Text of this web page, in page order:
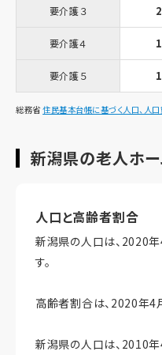
要介護３
要介護４
要介護５
総務省住民基本台帳に基づく人口、人
新潟県の老人ホ
人口と高齢者割合
新潟県の人口は、2020
す。
高齢者割合は、2020年4
新潟県の人口は、2010